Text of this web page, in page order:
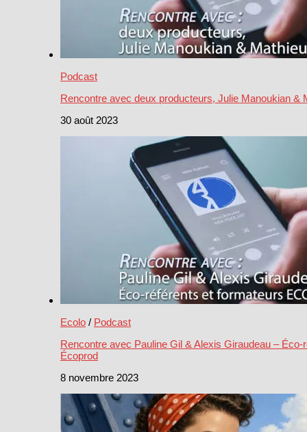
Podcast
Rencontre avec deux producteurs, Julie Manoukian &
30 août 2023
Ecolo / Podcast
Rencontre avec Pauline Gil & Alexis Giraudeau –
Écoprod
8 novembre 2023